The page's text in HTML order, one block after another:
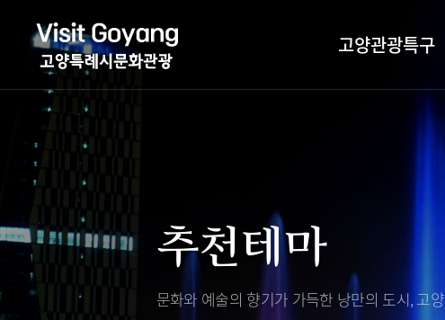
고양관광특구
야경 나들이
자전거 나들이
도보관광 나들이
DMZ평화의길
편의시설
오시는길
추천테마
문화와 예술의 향기가 가득한 낭만의 도시, 고양